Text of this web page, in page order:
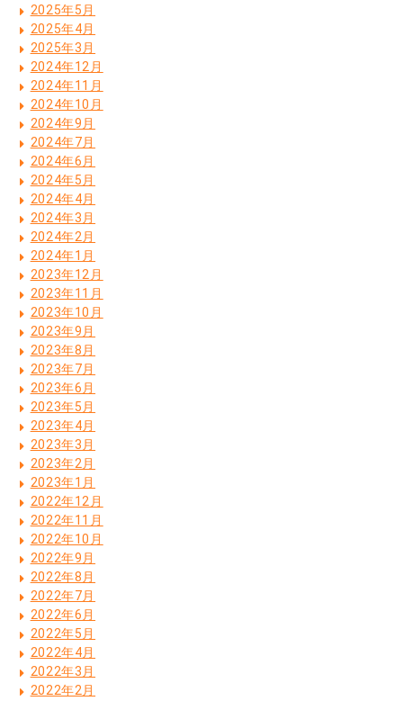
2025年5月
2025年4月
2025年3月
2024年12月
2024年11月
2024年10月
2024年9月
2024年7月
2024年6月
2024年5月
2024年4月
2024年3月
2024年2月
2024年1月
2023年12月
2023年11月
2023年10月
2023年9月
2023年8月
2023年7月
2023年6月
2023年5月
2023年4月
2023年3月
2023年2月
2023年1月
2022年12月
2022年11月
2022年10月
2022年9月
2022年8月
2022年7月
2022年6月
2022年5月
2022年4月
2022年3月
2022年2月